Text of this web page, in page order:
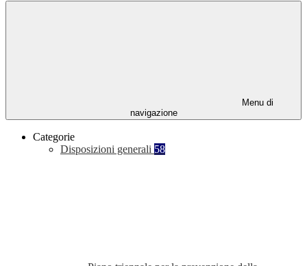
Menu di
navigazione
Categorie
Disposizioni generali 58